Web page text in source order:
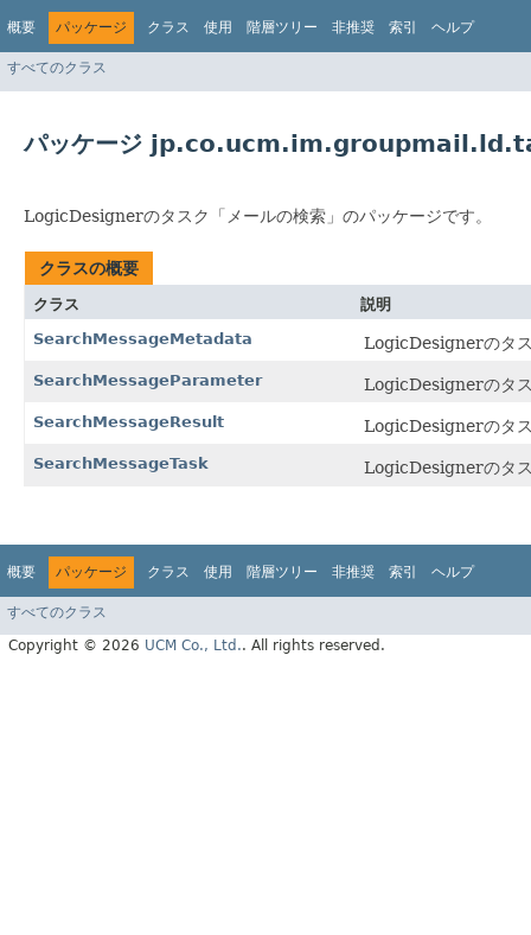
概要 パッケージ クラス 使用 階層ツリー 非推奨 索引 ヘルプ
すべてのクラス
パッケージ
LogicDesignerのタスク「メールの検索」のパッケージです。
クラスの概要
クラス
説明
SearchMessageMetadata
LogicDesignerのタス
SearchMessageParameter LogicDesignerのタス
SearchMessageResult LogicDesignerのタス
SearchMessageTask LogicDesignerのタ
概要 パッケージ クラス 使用 階層ツリー 非推奨 索引 ヘルプ
すべてのクラス
Copyright © 2026 UCM Co., Ltd.. All rights reserved.